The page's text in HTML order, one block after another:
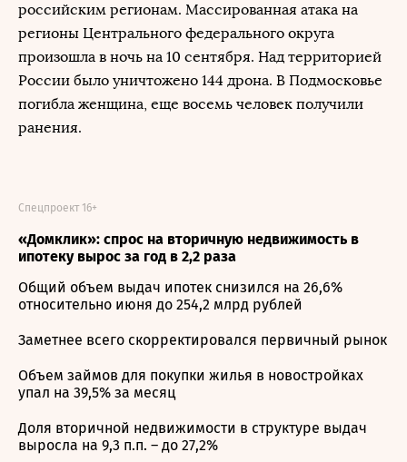
российским регионам. Массированная атака на
регионы Центрального федерального округа
произошла в ночь на 10 сентября. Над территорией
России было уничтожено 144 дрона. В Подмосковье
погибла женщина, еще восемь человек получили
ранения.
«Домклик»: спрос на вторичную недвижимость в
ипотеку вырос за год в 2,2 раза
Спецпроект 16+
Общий объем выдач ипотек снизился на 26,6%
относительно июня до 254,2 млрд рублей
Заметнее всего скорректировался первичный рынок
Объем займов для покупки жилья в новостройках
упал на 39,5% за месяц
Доля вторичной недвижимости в структуре выдач
выросла на 9,3 п.п. – до 27,2%